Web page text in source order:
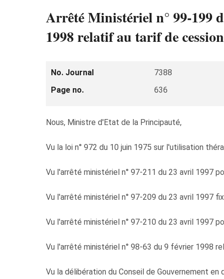
Arrêté Ministériel n° 99-199
1998 relatif au tarif de
No. Journal 7388
Page no.
636
Nous, Ministre d'Etat de la Principauté,
Vu la loi n° 972 du 10 juin 1975 sur l'utilisation
Vu l'arrêté ministériel n° 97-211 du 23 avril 1997
Vu l'arrêté ministériel n° 97-209 du 23 avril 1997
Vu l'arrêté ministériel n° 97-210 du 23 avril 1997
Vu l'arrêté ministériel n° 98-63 du 9 février 1998
Vu la délibération du Conseil de Gouvernement en